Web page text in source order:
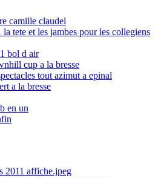
camille claudel
la tete et les jambes pour les collegiens
bol d air
cup a la bresse
tout azimut a epinal
a la bresse
en un
2011 affiche.jpeg